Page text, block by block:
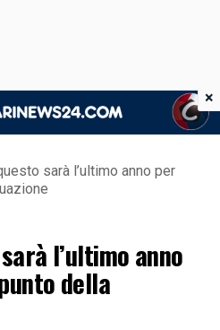
sarà l’ultimo anno per
l’ultimo anno
della
×